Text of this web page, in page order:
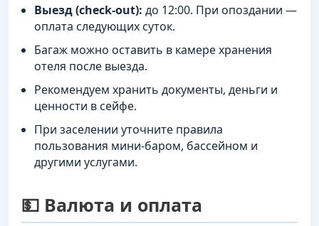
Выезд (check-out): до 12:00. При опоздании —
оплата следующих суток.
Багаж можно оставить в камере хранения
отеля после выезда.
Рекомендуем хранить документы, деньги и
ценности в сейфе.
При заселении уточните правила
пользования мини-баром, бассейном и
другими услугами.
💵 Валюта и оплата